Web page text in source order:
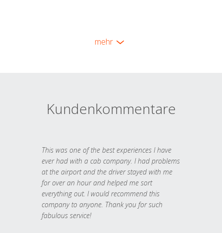
mehr
Kundenkommentare
This was one of the best experiences I have
ever had with a cab company. I had problems
at the airport and the driver stayed with me
for over an hour and helped me sort
everything out. I would recommend this
company to anyone. Thank you for such
fabulous service!